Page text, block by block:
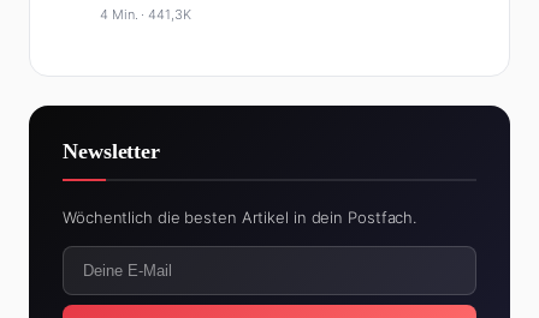
4 Min. ·441,3K
Newsletter
Wöchentlich die besten Artikel in dein Postfach.